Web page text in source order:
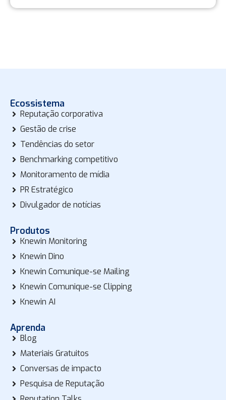
Ecossistema
Reputação corporativa
Gestão de crise
Tendências do setor
Benchmarking competitivo
Monitoramento de mídia
PR Estratégico
Divulgador de notícias
Produtos
Knewin Monitoring
Knewin Dino
Knewin Comunique-se Mailing
Knewin Comunique-se Clipping
Knewin AI
Aprenda
Blog
Materiais Gratuitos
Conversas de impacto
Pesquisa de Reputação